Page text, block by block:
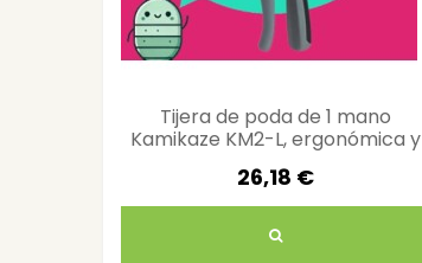
Tijera de poda de 1 mano
Kamikaze KM2-L, ergonómica y
26,18 €